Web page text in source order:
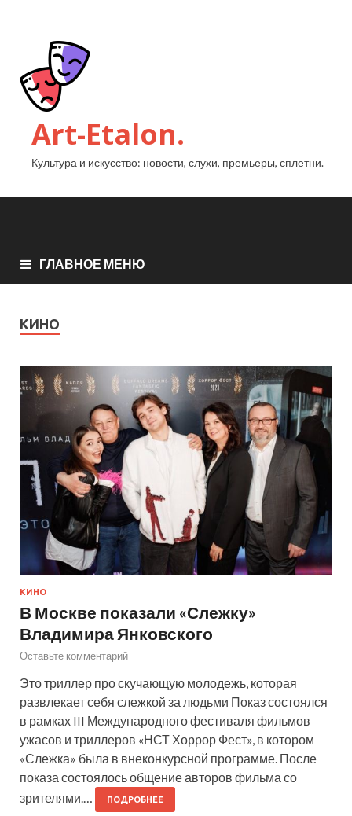
Art-Etalon.
Культура и искусство: новости, слухи, премьеры, сплетни.
ГЛАВНОЕ МЕНЮ
КИНО
КИНО
В Москве показали «Слежку»
Владимира Янковского
Оставьте комментарий
Это триллер про скучающую молодежь, которая
развлекает себя слежкой за людьми Показ состоялся
в рамках III Международного фестиваля фильмов
ужасов и триллеров «НСТ Хоррор Фест», в котором
«Слежка» была в внеконкурсной программе. После
показа состоялось общение авторов фильма со
зрителями.…
ПОДРОБНЕЕ